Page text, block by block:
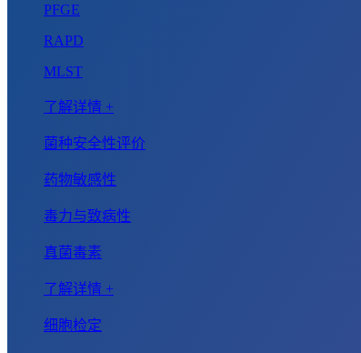
PFGE
RAPD
MLST
了解详情 +
菌种安全性评价
药物敏感性
毒力与致病性
真菌毒素
了解详情 +
细胞检定